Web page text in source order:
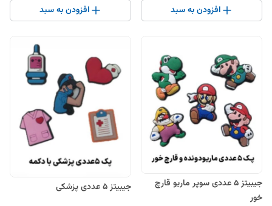
افزودن به سبد افزودن به سبد
جیبیتز ۵ عددی سوپر ماریو قارچ
خور
جیبیتز ۵ عددی پزشکی